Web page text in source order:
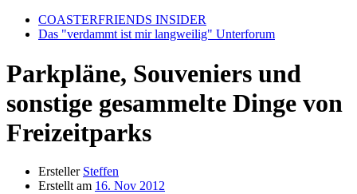
COASTERFRIENDS INSIDER
Das "verdammt ist mir langweilig" Unterforum
Parkpläne, Souveniers und
sonstige gesammelte Dinge von
Freizeitparks
Ersteller Steffen
Erstellt am 16. Nov 2012